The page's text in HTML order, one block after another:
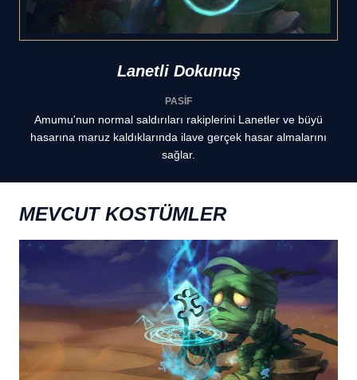
Lanetli Dokunuş
PASİF
Amumu'nun normal saldırıları rakiplerini Lanetler ve büyü
hasarına maruz kaldıklarında ilave gerçek hasar almalarını
sağlar.
MEVCUT KOSTÜMLER